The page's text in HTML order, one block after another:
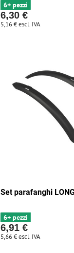
6+ pezzi
6,30 €
5,16 €escl. IVA
Set parafanghi
6+ pezzi
6,91 €
5,66 €escl. IVA